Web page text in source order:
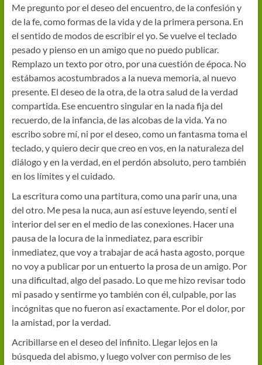
Me pregunto por el deseo del encuentro, de la confesión y
de la fe, como formas de la vida y de la primera persona. En
el sentido de modos de escribir el yo. Se vuelve el teclado
pesado y pienso en un amigo que no puedo publicar.
Remplazo un texto por otro, por una cuestión de época. No
estábamos acostumbrados a la nueva memoria, al nuevo
presente. El deseo de la otra, de la otra salud de la verdad
compartida. Ese encuentro singular en la nada fija del
recuerdo, de la infancia, de las alcobas de la vida. Ya no
escribo sobre mí, ni por el deseo, como un fantasma toma el
teclado, y quiero decir que creo en vos, en la naturaleza del
diálogo y en la verdad, en el perdón absoluto, pero también
en los límites y el cuidado.
La escritura como una partitura, como una parir una, una
del otro. Me pesa la nuca, aun así estuve leyendo, sentí el
interior del ser en el medio de las conexiones. Hacer una
pausa de la locura de la inmediatez, para escribir
inmediatez, que voy a trabajar de acá hasta agosto, porque
no voy a publicar por un entuerto la prosa de un amigo. Por
una dificultad, algo del pasado. Lo que me hizo revisar todo
mi pasado y sentirme yo también con él, culpable, por las
incógnitas que no fueron así exactamente. Por el dolor, por
la amistad, por la verdad.
Acribillarse en el deseo del infinito. Llegar lejos en la
búsqueda del abismo, y luego volver con permiso de les